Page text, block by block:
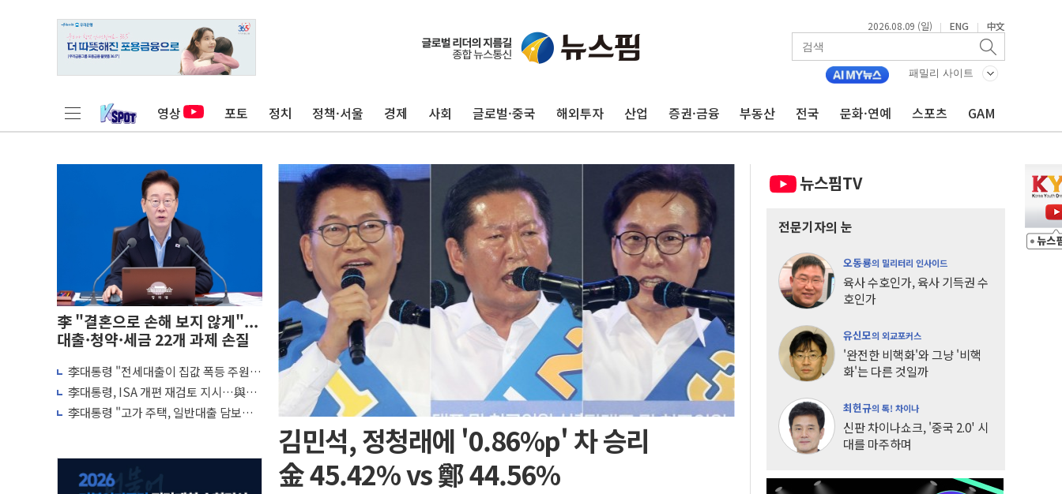
2026.08.09 (일) | ENG | 中文
패밀리 사이트
영상 포토 정치 정책·서울 경제 사회 글로벌·중국 해외투자 산업 증권·금융 부동산 전국 문화·연예 스포츠 GAM
李 "결혼으로 손해 보지 않게"...
대출·청약·세금 22개 과제 손질
李대통령 "전세대출이 집값 폭등 주원
인…유주택자 제한·규제 강화 검토"
李대통령, ISA 개편 재검토 지시…與
"적극 환영"·野 "졸속 국정"
李대통령 "고가 주택, 일반대출 담보가
김민석, 정청래에 '0.86%p' 차 승리
金 45.42% vs 鄭 44.56%
뉴스핌TV
전문기자의 눈
오동룡의 밀리터리 인사이드
육사 수호인가, 육사 기득권 수
호인가
유신모의 외교포커스
'완전한 비핵화'와 그냥 '비핵
화'는 다른 것일까
최헌규의 톡! 차이나
신판 차이나쇼크, '중국 2.0' 시
대를 마주하며